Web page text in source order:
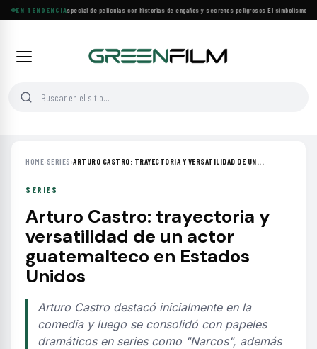
EN TENDENCIA
Lifetime estrena especial de películas con historias de engaños y secretos peligrosos·El simbolismo de
HOME› SERIES ›ARTURO CASTRO: TRAYECTORIA Y VERSATILIDAD DE UN...
SERIES
Arturo Castro: trayectoria y
versatilidad de un actor
guatemalteco en Estados
Unidos
Arturo Castro destacó inicialmente en la
comedia y luego se consolidó con papeles
dramáticos en series como "Narcos", además